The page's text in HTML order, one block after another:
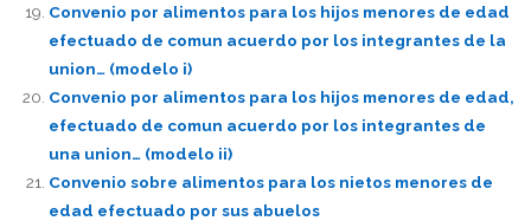
Convenio por alimentos para los hijos menores de edad
efectuado de comun acuerdo por los integrantes de la
union… (modelo i)
Convenio por alimentos para los hijos menores de edad,
efectuado de comun acuerdo por los integrantes de
una union… (modelo ii)
Convenio sobre alimentos para los nietos menores de
edad efectuado por sus abuelos